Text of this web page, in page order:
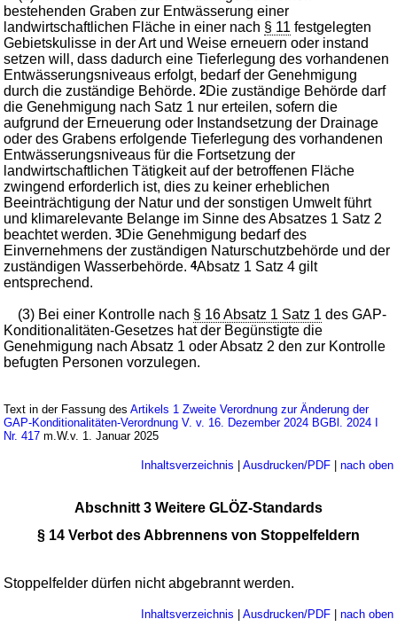
bestehenden Graben zur Entwässerung einer
landwirtschaftlichen Fläche in einer nach § 11 festgelegten
Gebietskulisse in der Art und Weise erneuern oder instand
setzen will, dass dadurch eine Tieferlegung des vorhandenen
Entwässerungsniveaus erfolgt, bedarf der Genehmigung
durch die zuständige Behörde.2Die zuständige Behörde darf
die Genehmigung nach Satz 1 nur erteilen, sofern die
aufgrund der Erneuerung oder Instandsetzung der Drainage
oder des Grabens erfolgende Tieferlegung des vorhandenen
Entwässerungsniveaus für die Fortsetzung der
landwirtschaftlichen Tätigkeit auf der betroffenen Fläche
zwingend erforderlich ist, dies zu keiner erheblichen
Beeinträchtigung der Natur und der sonstigen Umwelt führt
und klimarelevante Belange im Sinne des Absatzes 1 Satz 2
beachtet werden.3Die Genehmigung bedarf des
Einvernehmens der zuständigen Naturschutzbehörde und der
zuständigen Wasserbehörde.4Absatz 1 Satz 4 gilt
entsprechend.
(3) Bei einer Kontrolle nach § 16 Absatz 1 Satz 1 des GAP-
Konditionalitäten-Gesetzes hat der Begünstigte die
Genehmigung nach Absatz 1 oder Absatz 2 den zur Kontrolle
befugten Personen vorzulegen.
Text in der Fassung desArtikels 1 Zweite Verordnung zur Änderung der
GAP-Konditionalitäten-Verordnung V. v. 16. Dezember 2024 BGBl. 2024 I
Nr. 417 m.W.v. 1. Januar 2025
Inhaltsverzeichnis Ausdrucken/PDF| nach oben
Abschnitt 3 Weitere GLÖZ-Standards
§ 14 Verbot des Abbrennens von Stoppelfeldern
Stoppelfelder dürfen nicht abgebrannt werden.
Inhaltsverzeichnis Ausdrucken/PDF| nach oben